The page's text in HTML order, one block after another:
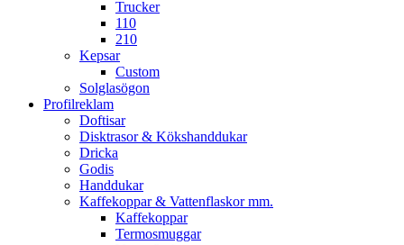
Trucker
110
210
Kepsar
Custom
Solglasögon
Profilreklam
Doftisar
Disktrasor & Kökshanddukar
Dricka
Godis
Handdukar
Kaffekoppar & Vattenflaskor mm.
Kaffekoppar
Termosmuggar